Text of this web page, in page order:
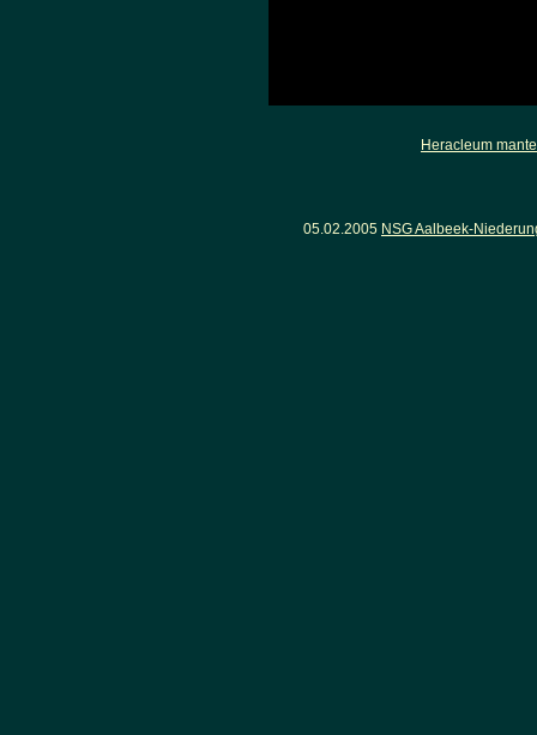
Heracleum
05.02.2005 NSG Aalbeek-